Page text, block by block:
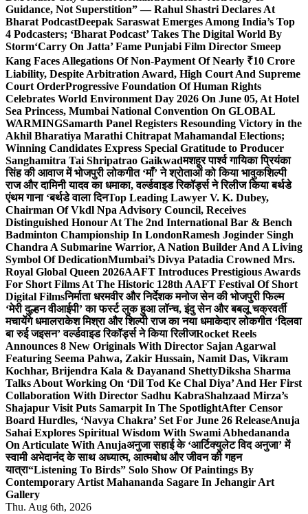
Guidance, Not Superstition” — Rahul Shastri Declares At
Bharat PodcastDeepak Saraswat Emerges Among India’s Top
4 Podcasters; ‘Bharat Podcast’ Takes The Digital World By
Storm‘Carry On Jatta’ Fame Punjabi Film Director Smeep
Kang Faces Allegations Of Non-Payment Of Nearly ₹10 Crore
Liability, Despite Arbitration Award, High Court And Supreme
Court OrderProgressive Foundation Of Human Rights
Celebrates World Environment Day 2026 On June 05, At Hotel
Sea Princess, Mumbai National Convention On GLOBAL
WARMINGSamarth Panel Registers Resounding Victory in the
Akhil Bharatiya Marathi Chitrapat Mahamandal Elections;
Winning Candidates Express Special Gratitude to Producer
Sanghamitra Tai Shripatrao Gaikwadमशहूर पार्श्व गायिका प्रियंका
सिंह की आवाज में भोजपुरी लोकगीत ‘माँ’ ने श्रोताओं को किया भावुकशिल्पी
राज और दामिनी यादव का धमाका, वर्ल्डवाइड रिकॉर्ड्स ने रिलीज किया बर्थडे
एंथम गाना ‘बर्थडे वाला दिनTop Leading Lawyer V. K. Dubey,
Chairman Of Vkdl Npa Advisory Council, Receives
Distinguished Honour At The 2nd International Bar & Bench
Badminton Championship In LondonRamesh Joginder Singh
Chandra A Submarine Warrior, A Nation Builder And A Living
Symbol Of DedicationMumbai’s Divya Patadia Crowned Mrs.
Royal Global Queen 2026AAFT Introduces Prestigious Awards
For Short Films At The Historic 128th AAFT Festival Of Short
Digital Filmsनिर्माता धरमवीर और निर्देशक मनोज सेन की भोजपुरी फिल्म
‘मेरी दुल्हन वीआईपी’ का फर्स्ट लुक हुआ लॉन्च, इंदु सेन और बबलू चक्रवर्ती
मचायेंगे धमालराकेश मिश्रा और शिल्पी राज का नया धमाकेदार लोकगीत ‘दिलवा
बा रुई जइसन’ वर्ल्डवाइड रिकॉर्ड्स ने किया रिलीजRocket Reels
Announces 8 New Originals With Director Sajan Agarwal
Featuring Seema Pahwa, Zakir Hussain, Namit Das, Vikram
Kochhar, Brijendra Kala & Dayanand ShettyDiksha Sharma
Talks About Working On ‘Dil Tod Ke Chal Diya’ And Her First
Collaboration With Director Sadhu KabraShahzaad Mirza’s
Shajapur Visit Puts Samarpit In The SpotlightAfter Censor
Board Hurdles, ‘Navya Chakra’ Set For June 26 ReleaseAnuja
Sahai Explores Spiritual Wisdom With Swami Abhedananda
On Articulate With Anujaअनुजा सहाई के ‘आर्टिक्युलेट विद अनुजा’ में
स्वामी अभेदानंद के साथ अध्यात्म, आत्मबोध और जीवन की गहन
यात्रा“Listening To Birds” Solo Show Of Paintings By
Contemporary Artist Mahananda Sagare In Jehangir Art
Gallery
Thu. Aug 6th, 2026